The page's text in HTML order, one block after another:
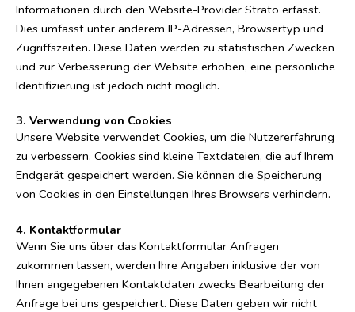
Informationen durch den Website-Provider Strato erfasst.
Dies umfasst unter anderem IP-Adressen, Browsertyp und
Zugriffszeiten. Diese Daten werden zu statistischen Zwecken
und zur Verbesserung der Website erhoben, eine persönliche
Identifizierung ist jedoch nicht möglich.
3. Verwendung von Cookies
Unsere Website verwendet Cookies, um die Nutzererfahrung
zu verbessern. Cookies sind kleine Textdateien, die auf Ihrem
Endgerät gespeichert werden. Sie können die Speicherung
von Cookies in den Einstellungen Ihres Browsers verhindern.
4. Kontaktformular
Wenn Sie uns über das Kontaktformular Anfragen
zukommen lassen, werden Ihre Angaben inklusive der von
Ihnen angegebenen Kontaktdaten zwecks Bearbeitung der
Anfrage bei uns gespeichert. Diese Daten geben wir nicht